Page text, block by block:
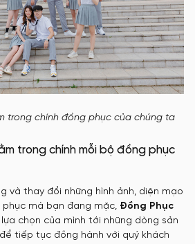
trong chính đồng phục của chúng ta
trong chính mỗi bộ đồng phục
và thay đổi những hình ảnh, diện mạo
phục mà bạn đang mặc, Đồng Phục
chọn của mình tới những dòng sản
tiếp tục đồng hành với quý khách